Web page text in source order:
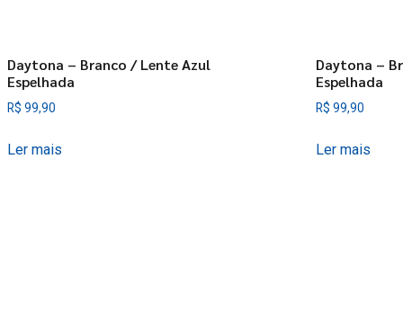
Daytona – Branco / Lente Azul
Espelhada
R$ 99,90
Ler mais
Daytona –
Espelhada
R$ 99,90
Ler mais